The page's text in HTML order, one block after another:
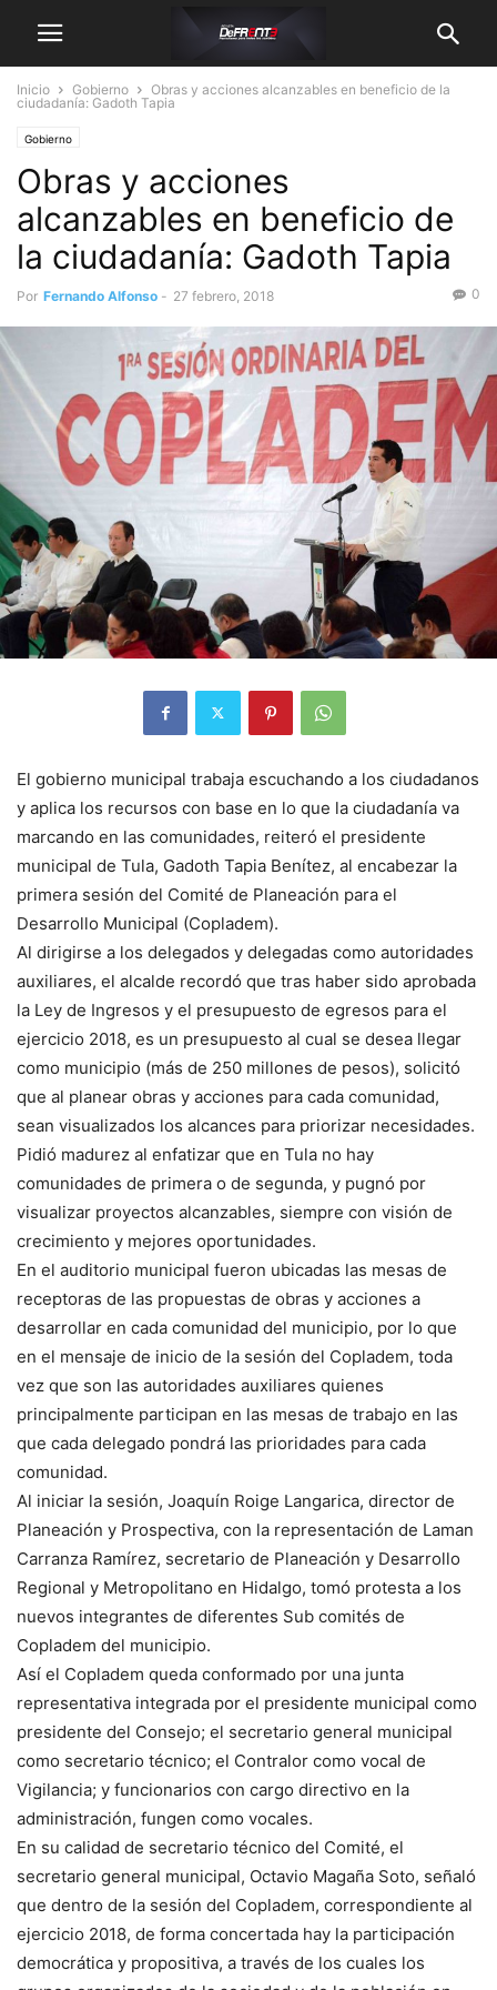
Inicio Gobierno
Obras y acciones alcanzables en beneficio de la
ciudadanía: Gadoth Tapia
Gobierno
Obras y acciones
alcanzables en beneficio de
la ciudadanía: Gadoth Tapia
Por Fernando Alfonso - 27 febrero, 2018 0
El gobierno municipal trabaja escuchando a los ciudadanos
y aplica los recursos con base en lo que la ciudadanía va
marcando en las comunidades, reiteró el presidente
municipal de Tula, Gadoth Tapia Benítez, al encabezar la
primera sesión del Comité de Planeación para el
Desarrollo Municipal (Copladem).
Al dirigirse a los delegados y delegadas como autoridades
auxiliares, el alcalde recordó que tras haber sido aprobada
la Ley de Ingresos y el presupuesto de egresos para el
ejercicio 2018, es un presupuesto al cual se desea llegar
como municipio (más de 250 millones de pesos), solicitó
que al planear obras y acciones para cada comunidad,
sean visualizados los alcances para priorizar necesidades.
Pidió madurez al enfatizar que en Tula no hay
comunidades de primera o de segunda, y pugnó por
visualizar proyectos alcanzables, siempre con visión de
crecimiento y mejores oportunidades.
En el auditorio municipal fueron ubicadas las mesas de
receptoras de las propuestas de obras y acciones a
desarrollar en cada comunidad del municipio, por lo que
en el mensaje de inicio de la sesión del Copladem, toda
vez que son las autoridades auxiliares quienes
principalmente participan en las mesas de trabajo en las
que cada delegado pondrá las prioridades para cada
comunidad.
Al iniciar la sesión, Joaquín Roige Langarica, director de
Planeación y Prospectiva, con la representación de Laman
Carranza Ramírez, secretario de Planeación y Desarrollo
Regional y Metropolitano en Hidalgo, tomó protesta a los
nuevos integrantes de diferentes Sub comités de
Copladem del municipio.
Así el Copladem queda conformado por una junta
representativa integrada por el presidente municipal como
presidente del Consejo; el secretario general municipal
como secretario técnico; el Contralor como vocal de
Vigilancia; y funcionarios con cargo directivo en la
administración, fungen como vocales.
En su calidad de secretario técnico del Comité, el
secretario general municipal, Octavio Magaña Soto, señaló
que dentro de la sesión del Copladem, correspondiente al
ejercicio 2018, de forma concertada hay la participación
democrática y propositiva, a través de los cuales los